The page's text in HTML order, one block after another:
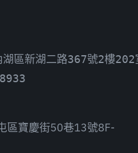
區新湖二路367號2樓202
區寶慶街50巷13號8F-